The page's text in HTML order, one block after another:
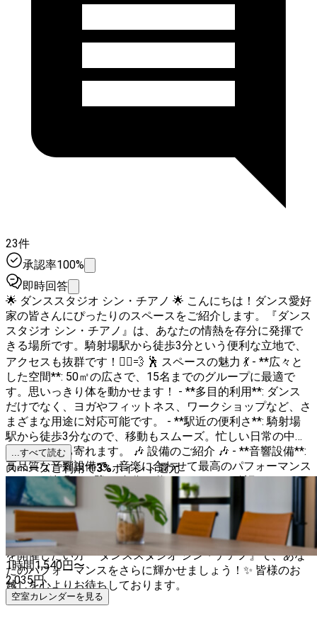
23件
承認率100%
即時回答
🌟 ダンススタジオ シン・チアノ 🌟 こんにちは！ダンス愛好
家の皆さんにぴったりのスペースをご紹介します。『ダンス
スタジオ シン・チアノ』は、あなたの情熱を存分に発揮で
きる場所です。騎射場駅から徒歩3分という便利な立地で、
アクセスも抜群です！🚶‍♂️💨 🕺 スペースの魅力 💃 - **広々と
した空間**: 50㎡の広さで、15名までのグループに最適で
す。思いっきり体を動かせます！ - **多目的利用**: ダンス
だけでなく、ヨガやフィットネス、ワークショップなど、さ
まざまな用途に対応可能です。 - **駅近の便利さ**: 騎射場
駅から徒歩3分なので、移動もスムーズ。忙しい日常の中で
も気軽に立ち寄れます。 🎶 設備のご紹介 🎶 - **音響設備**:
高品質な音響設備で、音楽に合わせて最高のパフォーマンス
を！ - **鏡張りの壁**: 自分の動きをしっかり確認できるの
で、練習に最適です。 - **快適な環境**: エアコン完備で、
季節を問わず快適に過ごせます。 🌈 こんな方におすすめ 🌈
- ダンスレッスンを開きたいインストラクターの方 - 仲間と
一緒にダンスを楽しみたい方 - ヨガやフィットネスのクラス
を開催したい方 『ダンススタジオ シン・チアノ』で、あな
たのパフォーマンスをさらに輝かせましょう！✨ 皆様のお
越しを心よりお待ちしております。
...すべて読む
スペースご利用で3%ポイント還元
1時間1,540円〜
2,035円
空室カレンダーを見る